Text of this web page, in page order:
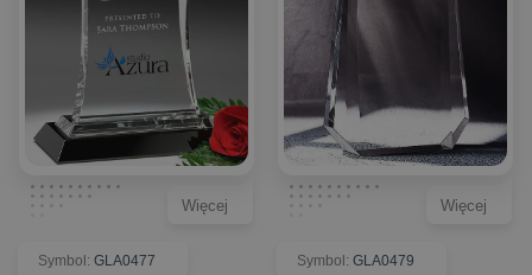
Więcej Więcej
Symbol: GLA0477 Symbol: GLA0479